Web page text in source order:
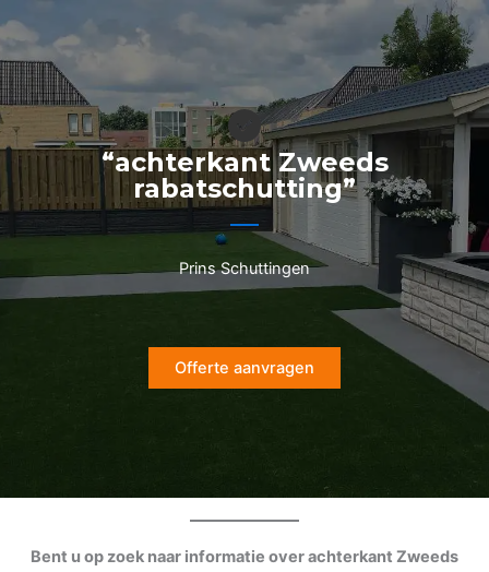
naar
de
inhoud
“achterkant Zweeds
rabatschutting”
Prins Schuttingen
Offerte aanvragen
Bent u op zoek naar informatie over achterkant Zweeds